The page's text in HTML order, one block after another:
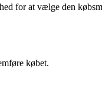
for at vælge den
købet.